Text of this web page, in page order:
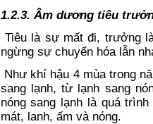
1.2.3. Âm dương tiêu
Tiêu là sự mất đi, trưởng
ngừng sự chuyển hóa lẫn
Như khí hậu 4 mùa trong
sang lạnh, từ lạnh sang
nóng sang lạnh là quá
mát, lanh, ấm và nóng.